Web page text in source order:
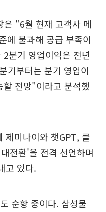
은 "6월 현재 고객사 메
에 불과해 공급 부족이
분기 영업이익은 전년
기부터는 분기 영업이
전망"이라고 분석했
제미나이와 챗GPT, 클
전환'을 전격 선언하며
고 있다.
순항 중이다. 삼성물